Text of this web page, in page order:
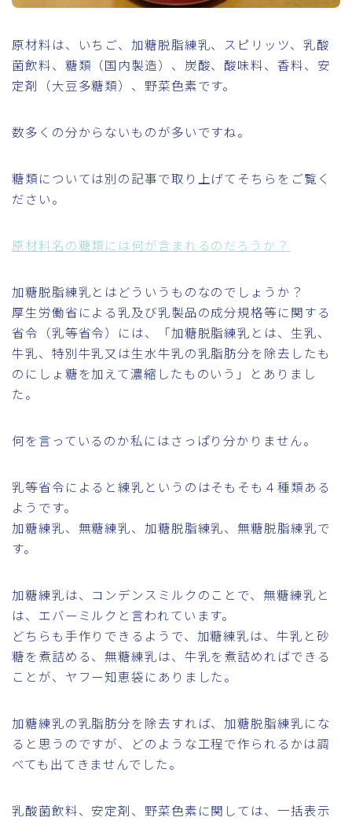
原材料は、いちご、加糖脱脂練乳、スピリッツ、乳酸
菌飲料、糖類（国内製造）、炭酸、酸味料、香料、安
定剤（大豆多糖類）、野菜色素です。
数多くの分からないものが多いですね。
糖類については別の記事で取り上げてそちらをご覧く
ださい。
原材料名の糖類には何が含まれるのだろうか？
加糖脱脂練乳とはどういうものなのでしょうか？
厚生労働省による乳及び乳製品の成分規格等に関する
省令（乳等省令）には、「加糖脱脂練乳とは、生乳、
牛乳、特別牛乳又は生水牛乳の乳脂肪分を除去したも
のにしょ糖を加えて濃縮したものいう」とありまし
た。
何を言っているのか私にはさっぱり分かりません。
乳等省令によると練乳というのはそもそも４種類ある
ようです。
加糖練乳、無糖練乳、加糖脱脂練乳、無糖脱脂練乳で
す。
加糖練乳は、コンデンスミルクのことで、無糖練乳と
は、エバーミルクと言われています。
どちらも手作りできるようで、加糖練乳は、牛乳と砂
糖を煮詰める、無糖練乳は、牛乳を煮詰めればできる
ことが、ヤフー知恵袋にありました。
加糖練乳の乳脂肪分を除去すれば、加糖脱脂練乳にな
ると思うのですが、どのような工程で作られるかは調
べても出てきませんでした。
乳酸菌飲料、安定剤、野菜色素に関しては、一括表示